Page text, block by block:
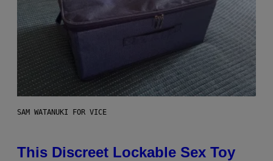
SAM WATANUKI FOR VICE
This Discreet Lockable Sex Toy